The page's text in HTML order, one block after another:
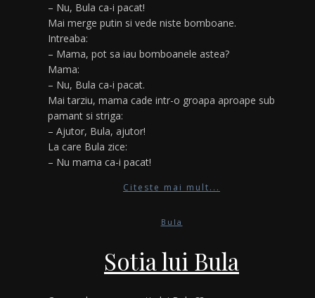
– Nu, Bula ca-i pacat!
Mai merge putin si vede niste bomboane.
Intreaba:
– Mama, pot sa iau bomboanele astea?
Mama:
– Nu, Bula ca-i pacat.
Mai tarziu, mama cade intr-o groapa aproape sub
pamant si striga:
– Ajutor, Bula, ajutor!
La care Bula zice:
– Nu mama ca-i pacat!
Citeste mai mult...
Bula
Sotia lui Bula